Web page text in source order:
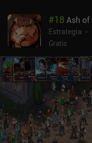
historia completo que
sistemas nuevos que
el combustible y la munición. Me gustó especialmente
momentos personales
sintiera único. Dicho esto, la interfaz es tosca y resulta complicado
navegar por los menús.
mecánicas y
ciudad puede empezar a
juego premium sin anuncios ni iAP. Es
lleno de personalidad. Un
muy completo y
#18 Ash of
Estrategia
Gratis